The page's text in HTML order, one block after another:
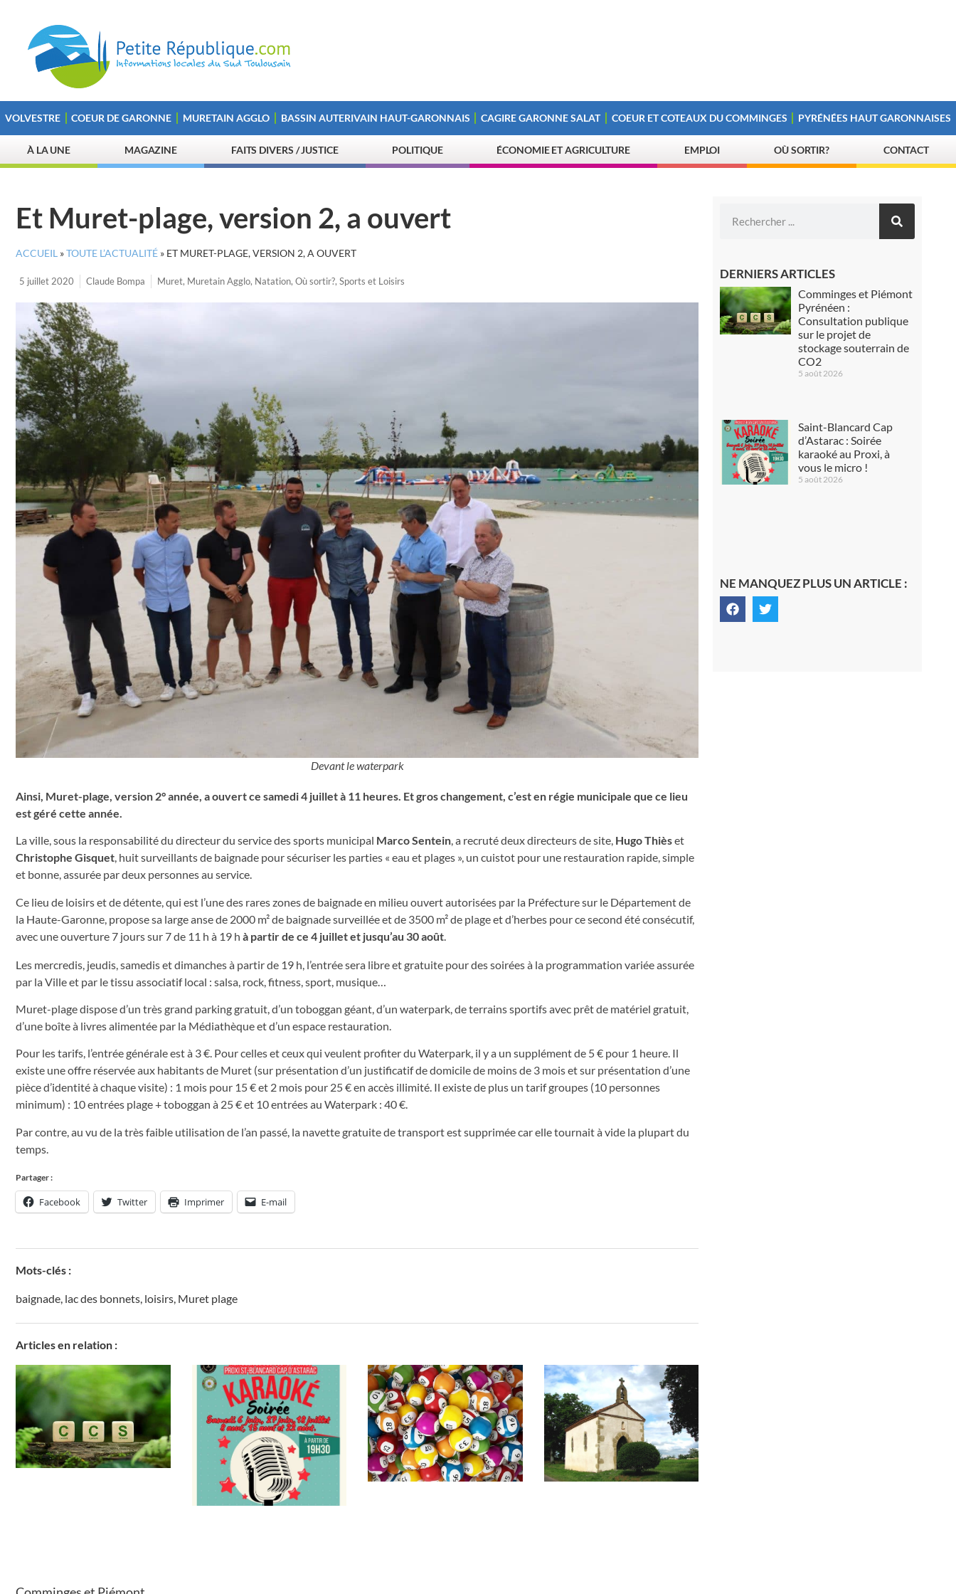
VOLVESTRE COEUR DE GARONNE MURETAIN AGGLO BASSIN AUTERIVAIN HAUT-GARONNAIS CAGIRE GARONNE SALAT COEUR ET COTEAUX DU COMMINGES PYRÉNÉES HAUT GARONNAISES
À LA UNE MAGAZINE FAITS DIVERS / JUSTICE POLITIQUE ÉCONOMIE ET AGRICULTURE EMPLOI OÙ SORTIR? CONTACT
Et Muret-plage, version 2, a ouvert
ACCUEIL »TOUTE L’ACTUALITÉ » ET MURET-PLAGE, VERSION 2, A OUVERT
5 juillet 2020 Claude Bompa Muret, Muretain Agglo, Natation, Où sortir?, Sports et Loisirs
Devant le waterpark
Ainsi, Muret-plage, version 2° année, a ouvert ce samedi 4 juillet à 11 heures. Et gros changement, c’est en régie municipale que ce lieu
est géré cette année.
La ville, sous la responsabilité du directeur du service des sports municipal Marco Sentein, a recruté deux directeurs de site, Hugo Thièset
Christophe Gisquet, huit surveillants de baignade pour sécuriser les parties « eau et plages », un cuistot pour une restauration rapide, simple
et bonne, assurée par deux personnes au service.
Ce lieu de loisirs et de détente, qui est l’une des rares zones de baignade en milieu ouvert autorisées par la Préfecture sur le Département de
la Haute-Garonne, propose sa large anse de 2000 m² de baignade surveillée et de 3500 m² de plage et d’herbes pour ce second été consécutif,
avec une ouverture 7 jours sur 7 de 11 h à 19 h à partir de ce 4 juillet et jusqu’au 30 août
Les mercredis, jeudis, samedis et dimanches à partir de 19 h, l’entrée sera libre et gratuite pour des soirées à la programmation variée assurée
par la Ville et par le tissu associatif local : salsa, rock, fitness, sport, musique…
Muret-plage dispose d’un très grand parking gratuit, d’un toboggan géant, d’un waterpark, de terrains sportifs avec prêt de matériel gratuit,
d’une boîte à livres alimentée par la Médiathèque et d’un espace restauration.
Pour les tarifs, l’entrée générale est à 3 €. Pour celles et ceux qui veulent profiter du Waterpark, il y a un supplément de 5 € pour 1 heure. Il
existe une offre réservée aux habitants de Muret (sur présentation d’un justificatif de domicile de moins de 3 mois et sur présentation d’une
pièce d’identité à chaque visite) : 1 mois pour 15 € et 2 mois pour 25 € en accès illimité. Il existe de plus un tarif groupes (10 personnes
minimum) : 10 entrées plage + toboggan à 25 € et 10 entrées au Waterpark : 40 €.
Par contre, au vu de la très faible utilisation de l’an passé, la navette gratuite de transport est supprimée car elle tournait à vide la plupart du
temps.
Partager :
Facebook Twitter Imprimer E-mail
Mots-clés :
baignade, lac des bonnets, loisirs, Muret plage
Articles en relation :
DERNIERS ARTICLES
Comminges et Piémont
Pyrénéen :
Consultation publique
sur le projet de
stockage souterrain de
CO2
5 août 2026
Saint-Blancard Cap
d’Astarac : Soirée
karaoké au Proxi, à
vous le micro !
5 août 2026
NE MANQUEZ PLUS UN ARTICLE :